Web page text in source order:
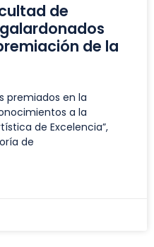
de
de la
premiados en la
a la
de Excelencia”,
de